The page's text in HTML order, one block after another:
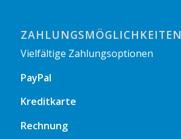
ZAHLUNGSMÖGLICHKEITEN
Vielfältige Zahlungsoptionen
PayPal
Kreditkarte
Rechnung